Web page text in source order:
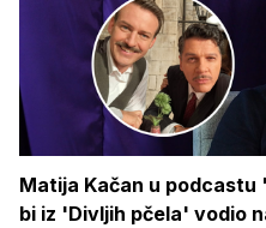
Matija Kačan u
bi iz 'Divljih pčela' vodio